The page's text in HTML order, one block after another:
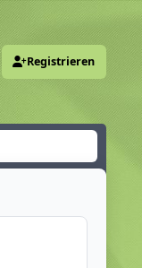
Registrieren